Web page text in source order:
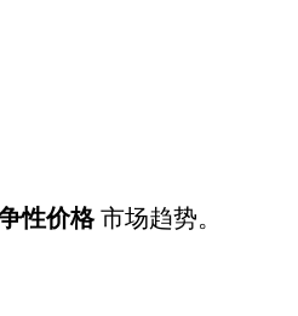
性价格市场趋势。